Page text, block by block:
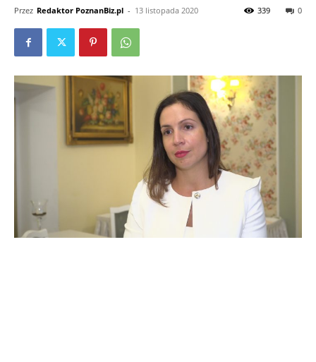
Przez Redaktor PoznanBiz.pl - 13 listopada 2020 0
339